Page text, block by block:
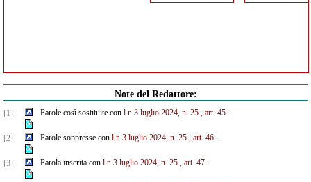
Note del Redattore:
[1] Parole così sostituite con l.r. 3 luglio 2024, n. 25 , art. 45.
[2] Parole soppresse con l.r. 3 luglio 2024, n. 25 , art. 46.
[3] Parola inserita con l.r. 3 luglio 2024, n. 25 , art. 47.